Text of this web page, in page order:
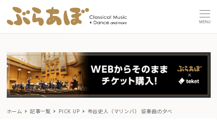
MENU
ホーム 記事一覧 PICK UP 布谷史人（マリンバ） 協奏曲の夕べ